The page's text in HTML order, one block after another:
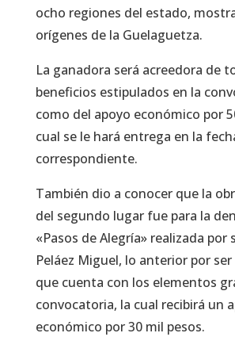
ocho regiones del estado,
orígenes de la Guelaguetza.
La ganadora será acreedora de
beneficios estipulados en la
como del apoyo económico por
cual se le hará entrega en la
correspondiente.
También dio a conocer que la
del segundo lugar fue para la
«Pasos de Alegría» realizada por
Peláez Miguel, lo anterior por
que cuenta con los elementos
convocatoria, la cual recibirá un
económico por 30 mil pesos.